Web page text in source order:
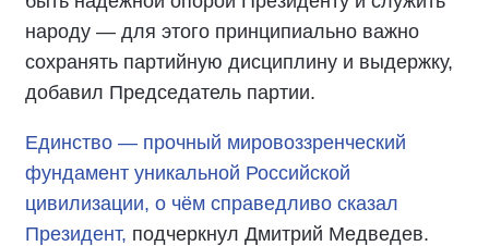
народу — для этого принципиально важно
сохранять партийную дисциплину и выдержку,
добавил Председатель партии.
Единство — прочный мировоззренческий
фундамент уникальной Российской
цивилизации, о чём справедливо сказал
Президент, подчеркнул Дмитрий Медведев.